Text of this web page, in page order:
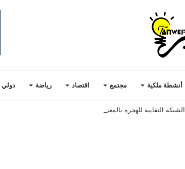
أنشطة ملكية مجتمع اقتصاد رياضة دولي
الشبكة النقابية للهجرة بالمغرب تطلق مهمة ميدانية لتقصي